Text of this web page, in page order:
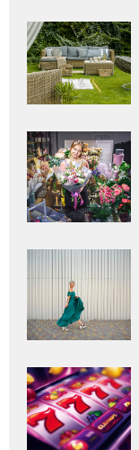
Adaugă
aici textul
pentru
subtitlu
Adaugă
aici textul
pentru
subtitlu
Adaugă
aici textul
pentru
subtitlu
Adaugă
aici textul
pentru
subtitlu